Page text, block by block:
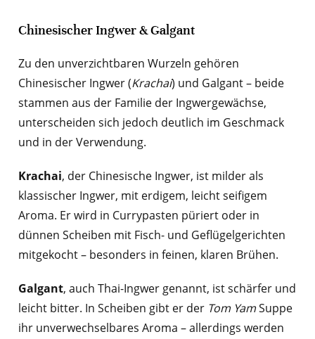
Chinesischer Ingwer & Galgant
Zu den unverzichtbaren Wurzeln gehören
Chinesischer Ingwer (Krachai) und Galgant – beide
stammen aus der Familie der Ingwergewächse,
unterscheiden sich jedoch deutlich im Geschmack
und in der Verwendung.
Krachai, der Chinesische Ingwer, ist milder als
klassischer Ingwer, mit erdigem, leicht seifigem
Aroma. Er wird in Currypasten püriert oder in
dünnen Scheiben mit Fisch- und Geflügelgerichten
mitgekocht – besonders in feinen, klaren Brühen.
Galgant, auch Thai-Ingwer genannt, ist schärfer und
leicht bitter. In Scheiben gibt er der Tom YamSuppe
ihr unverwechselbares Aroma – allerdings werden